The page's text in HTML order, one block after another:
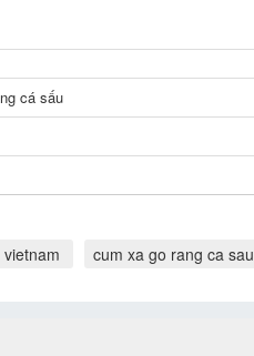
cá sấu
vietnam cum xa go rang ca sau